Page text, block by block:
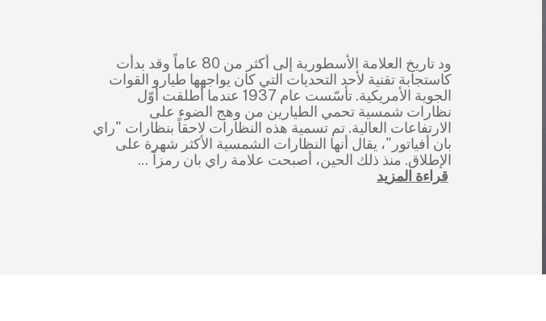
ود تاريخ العلامة الأسطورية إلى أكثر من 80 عاماً وقد بدأت
كاستجابة تقنية لأحد التحديات التي كان يواجهها طيارو القوات
الجوية الأمريكية. تأسّست عام 1937 عندما أطلقت أوّل
نظارات شمسية تحمي الطيارين من وهج الضوء على
الارتفاعات العالية. تم تسمية هذه النظارات لاحقاً بنظارات "راي
بان أفياتور"، يقال أنها النظارات الشمسية الأكثر شهرة على
الإطلاق. منذ ذلك الحين، أصبحت علامة راي بان رمزاً ...
قراءة المزيد